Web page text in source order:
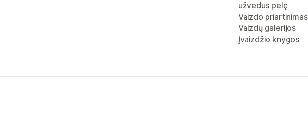
užvedus pelę
Vaizdo priartinimas
Vaizdų galerijos
Įvaizdžio knygos